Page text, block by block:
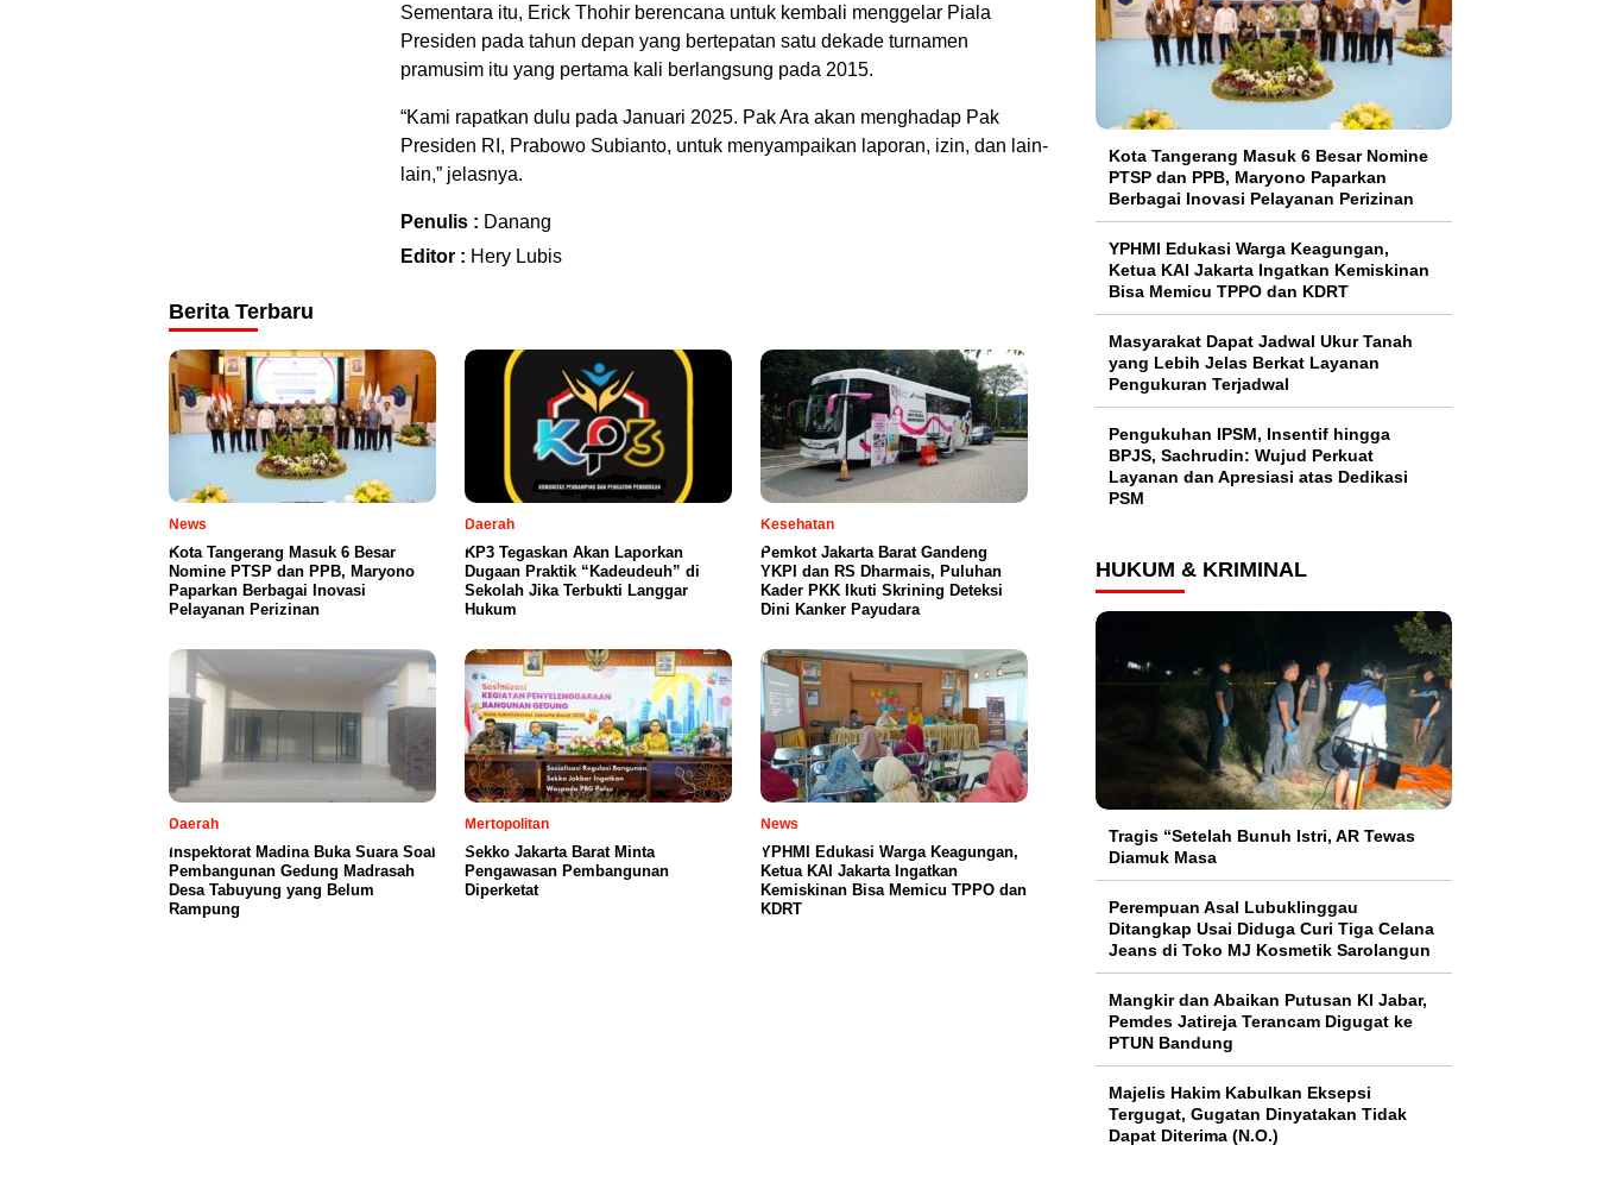
Sementara itu, Erick Thohir berencana untuk kembali menggelar Piala
Presiden pada tahun depan yang bertepatan satu dekade turnamen
pramusim itu yang pertama kali berlangsung pada 2015.
“Kami rapatkan dulu pada Januari 2025. Pak Ara akan menghadap Pak
Presiden RI, Prabowo Subianto, untuk menyampaikan laporan, izin, dan lain-
lain,” jelasnya.
Penulis : Danang
Editor : Hery Lubis
Berita Terbaru
News
Kota Tangerang Masuk 6 Besar
Nomine PTSP dan PPB, Maryono
Paparkan Berbagai Inovasi
Pelayanan Perizinan
Daerah
KP3 Tegaskan Akan Laporkan
Dugaan Praktik “Kadeudeuh” di
Sekolah Jika Terbukti Langgar
Hukum
Kesehatan
Pemkot Jakarta Barat Gandeng
YKPI dan RS Dharmais, Puluhan
Kader PKK Ikuti Skrining Deteksi
Dini Kanker Payudara
Daerah
Inspektorat Madina Buka Suara Soal
Pembangunan Gedung Madrasah
Desa Tabuyung yang Belum
Rampung
Mertopolitan
Sekko Jakarta Barat Minta
Pengawasan Pembangunan
Diperketat
News
YPHMI Edukasi Warga Keagungan,
Ketua KAI Jakarta Ingatkan
Kemiskinan Bisa Memicu TPPO dan
KDRT
Kota Tangerang Masuk 6 Besar Nomine
PTSP dan PPB, Maryono Paparkan
Berbagai Inovasi Pelayanan Perizinan
YPHMI Edukasi Warga Keagungan,
Ketua KAI Jakarta Ingatkan Kemiskinan
Bisa Memicu TPPO dan KDRT
Masyarakat Dapat Jadwal Ukur Tanah
yang Lebih Jelas Berkat Layanan
Pengukuran Terjadwal
Pengukuhan IPSM, Insentif hingga
BPJS, Sachrudin: Wujud Perkuat
Layanan dan Apresiasi atas Dedikasi
PSM
HUKUM & KRIMINAL
Tragis “Setelah Bunuh Istri, AR Tewas
Diamuk Masa
Perempuan Asal Lubuklinggau
Ditangkap Usai Diduga Curi Tiga Celana
Jeans di Toko MJ Kosmetik Sarolangun
Mangkir dan Abaikan Putusan KI Jabar,
Pemdes Jatireja Terancam Digugat ke
PTUN Bandung
Majelis Hakim Kabulkan Eksepsi
Tergugat, Gugatan Dinyatakan Tidak
Dapat Diterima (N.O.)